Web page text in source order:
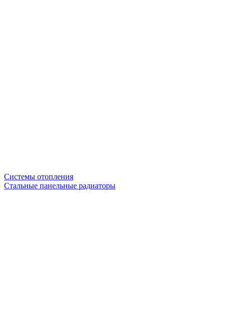
Системы отопления
Стальные панельные радиаторы